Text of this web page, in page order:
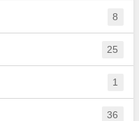
8
25
1
36